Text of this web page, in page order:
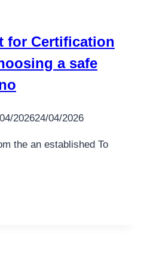
for Certification
a safe
202624/04/2026
the an established To